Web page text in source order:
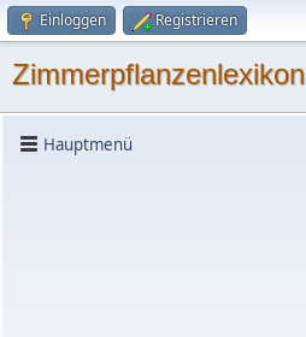
Einloggen Registrieren
Zimmerpflanzenlexikon
Hauptmenü